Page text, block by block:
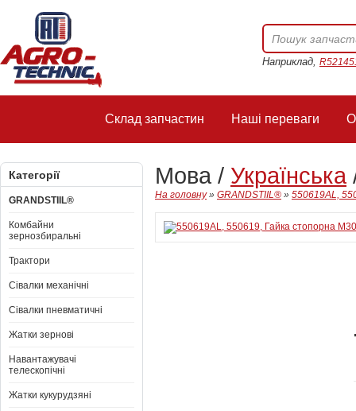
Наприклад,
Склад запчастин Наші переваги
Категорії
GRANDSTIIL®
Комбайни
зернозбиральні
Трактори
Сівалки механічні
Сівалки пневматичні
Жатки зернові
Навантажувачі
телескопічні
Жатки кукурудзяні
Мова / Українська
На головну» GRANDSTIIL® » 550619AL,